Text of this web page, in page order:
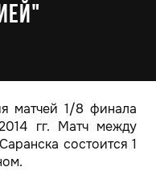
матчей 1/8 финала
гг. Матч между
состоится 1